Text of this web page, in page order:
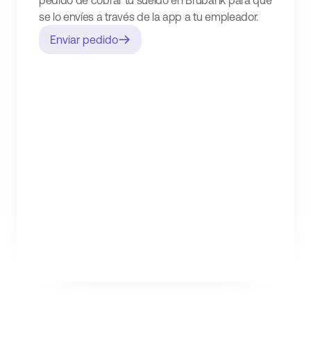
se lo envíes a través de la app a tu empleador.
Enviar pedido